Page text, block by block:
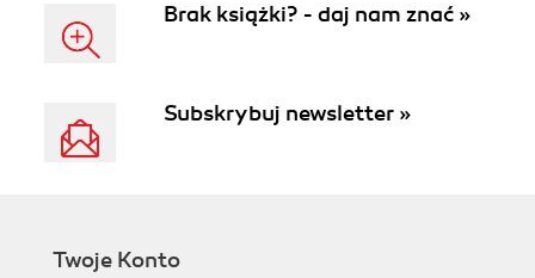
Brak książki? - daj nam znać »
Subskrybuj newsletter »
Twoje Konto